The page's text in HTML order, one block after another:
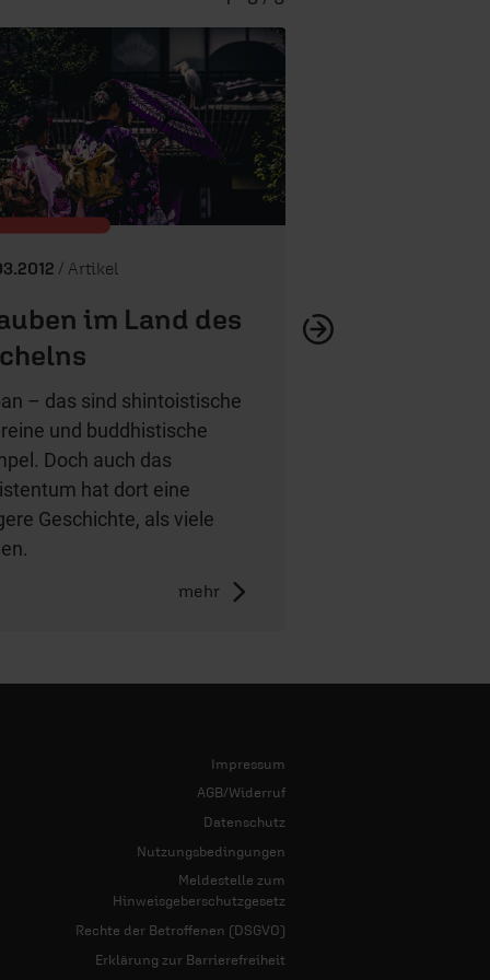
/ Artikel
im Land des
– das sind shintoistische
und buddhistische
Doch auch das
hat dort eine
Geschichte, als viele
mehr
Impressum
AGB/Widerruf
Datenschutz
Nutzungsbedingungen
Meldestelle zum
Hinweisgeberschutzgesetz
Rechte der Betroffenen (DSGVO)
Erklärung zur Barrierefreiheit